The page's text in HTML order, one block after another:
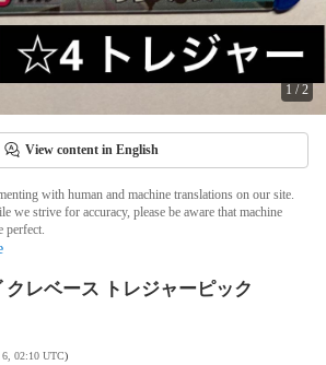
1 /2
View content in English
with human and machine translations on our site.
we strive for accuracy, please be aware that machine
perfect.
レベース トレジャーピック
6, 02:10 UTC)